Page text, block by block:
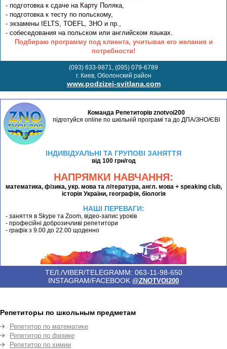
- подготовка к сдаче на Карту Поляка,
- подготовка к тесту по польскому,
- экзамены IELTS, TOEFL, ЗНО и пр.,
- собеседования на польском или английском языках.
Подбираю программу под клиента, учитывая его желания и
потребности!
(093) 633-9871, (095) 079-6789
г. Киев, Оболонский район
www.podzizei-svitlana.com
Команда Репетиторів znotvoi200
підготуйся online по шкільній програмі та до ДПА/ЗНО/ЄВІ
ІНДИВІДУАЛЬНІ ТА ГРУПОВІ ЗАНЯТТЯ
від 100 грн/год
НАПРЯМКИ НАВЧАННЯ:
математика, фізика, укр. мова та література, англ. мова + speaking club,
історія України, географія, біологія
НАШІ ПЕРЕВАГИ:
- заняття в Skype та Zoom, відео-запис уроків
- професійні доброзичливі репетитори
- графік з 9.00 до 22.00 щоденно
ТЕЛ./VIBER/TELEGRAMM: 063-11-98-650
INSTAGRAM/FACEBOOK @ZNOTVOI200
Репетиторы по школьным предметам
Репетитор по математике
Репетитор по физике
Репетитор по химии